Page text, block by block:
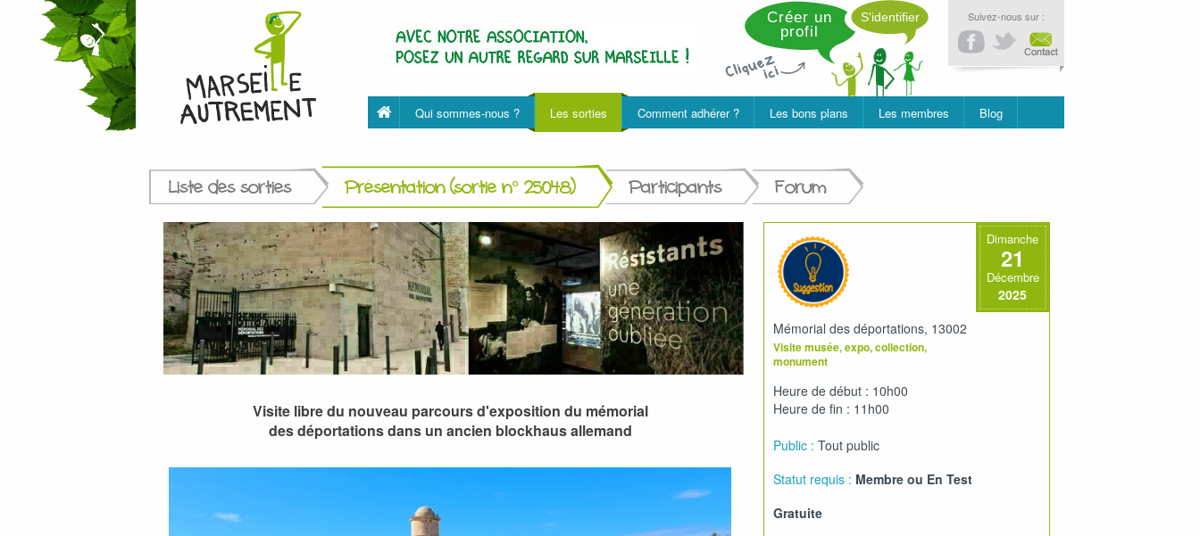
Créer un
profil
S'identifier Suivez-nous sur :
Qui sommes-nous ? Les sorties Comment adhérer ? Les bons plans Les membres Blog
Liste des sorties Présentation (sortie n° 25048) Participants Forum
Visite libre du nouveau parcours d'exposition du mémorial
des déportations dans un ancien blockhaus allemand
Dimanche
21
Décembre
2025
Mémorial des déportations, 13002
Visite musée, expo, collection,
monument
Heure de début : 10h00
Heure de fin : 11h00
Public : Tout public
Statut requis : Membre ou En Test
Gratuite